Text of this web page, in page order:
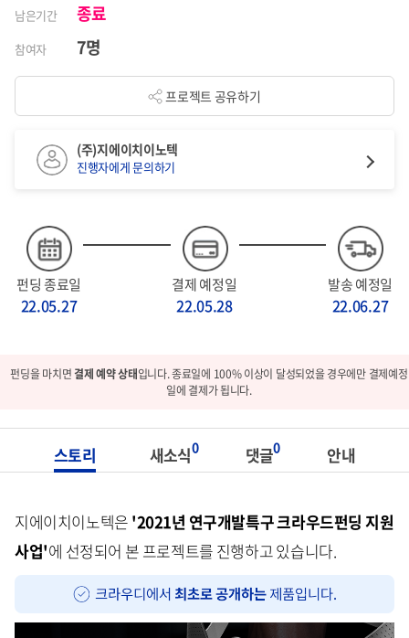
남은기간
종료
참여자 7명
프로젝트 공유하기
펀딩 종료일
22.05.27
결제 예정일
22.05.28
발송 예정일
22.06.27
(주)지에이치이노텍
진행자에게 문의하기
펀딩을 마치면결제 예약 상태입니다. 종료일에 100% 이상이 달성되었을 경우에만 결제예정
일에 결제가 됩니다.
스토리 새소식0 댓글0 안내
지에이치이노텍은 '2021년 연구개발특구 크라우드펀딩 지원
사업'에 선정되어 본 프로젝트를 진행하고 있습니다.